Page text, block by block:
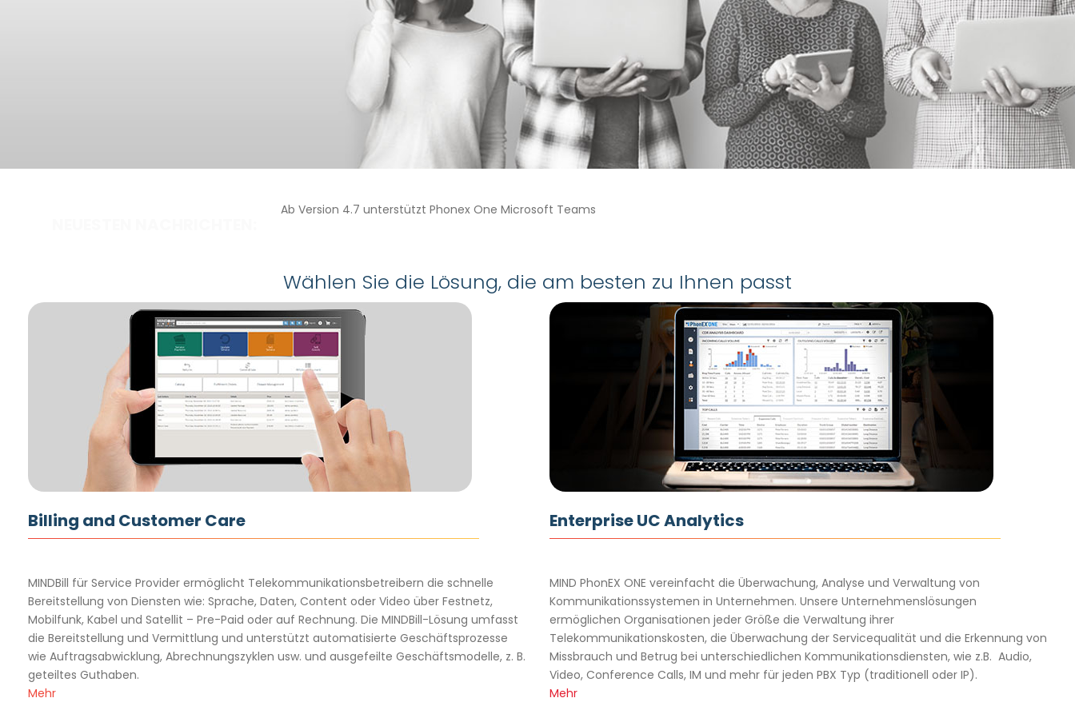
Ab Version 4.7 unterstützt Phonex One Microsoft Teams
Wählen Sie die Lösung, die am besten zu Ihnen passt
Billing and Customer Care
MINDBill für Service Provider ermöglicht Telekommunikationsbetreibern die schnelle
Bereitstellung von Diensten wie: Sprache, Daten, Content oder Video über Festnetz,
Mobilfunk, Kabel und Satellit – Pre-Paid oder auf Rechnung. Die MINDBill-Lösung umfasst
die Bereitstellung und Vermittlung und unterstützt automatisierte Geschäftsprozesse
wie Auftragsabwicklung, Abrechnungszyklen usw. und ausgefeilte Geschäftsmodelle, z. B.
geteiltes Guthaben.
Mehr
Enterprise UC Analytics
MIND PhonEX ONE vereinfacht die Überwachung, Analyse und Verwaltung von
Kommunikationssystemen in Unternehmen. Unsere Unternehmenslösungen
ermöglichen Organisationen jeder Größe die Verwaltung ihrer
Telekommunikationskosten, die Überwachung der Servicequalität und die Erkennung von
Missbrauch und Betrug bei unterschiedlichen Kommunikationsdiensten, wie z.B. Audio,
Video, Conference Calls, IM und mehr für jeden PBX Typ (traditionell oder IP).
Mehr